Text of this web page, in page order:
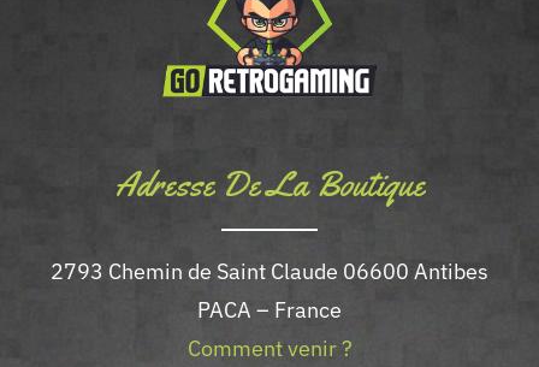
Adresse De La Boutique
2793 Chemin de Saint Claude 06600 Antibes
PACA – France
Comment venir ?